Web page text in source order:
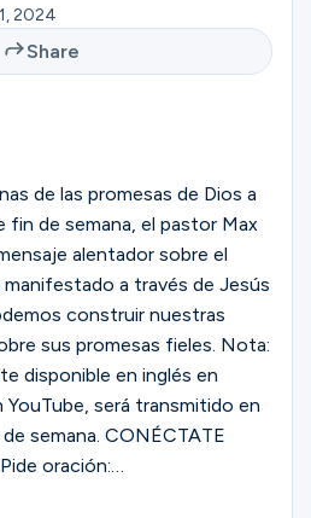
2024
Share
de las promesas de Dios a
fin de semana, el pastor Max
alentador sobre el
a través de Jesús
construir nuestras
sus promesas fieles. Nota:
disponible en inglés en
será transmitido en
CONÉCTATE
oración:
→ Únete a nuestra